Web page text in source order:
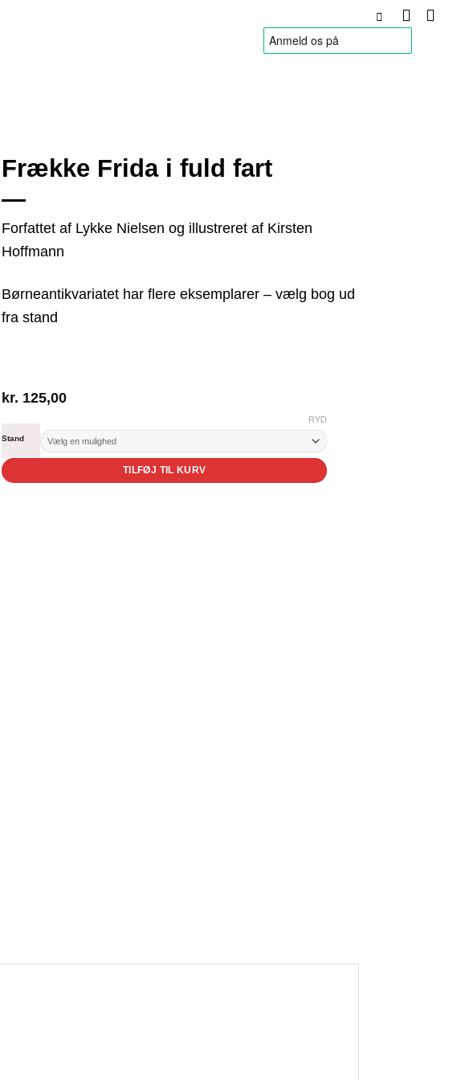
Frække Frida i fuld fart
Forfattet af Lykke Nielsen og illustreret af Kirsten
Hoffmann
Børneantikvariatet har flere eksemplarer – vælg bog ud
fra stand
kr. 125,00
Stand
RYD
TILFØJ TIL KURV